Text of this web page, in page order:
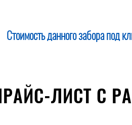
Стоимость данного забора под
ПРАЙС-ЛИСТ С